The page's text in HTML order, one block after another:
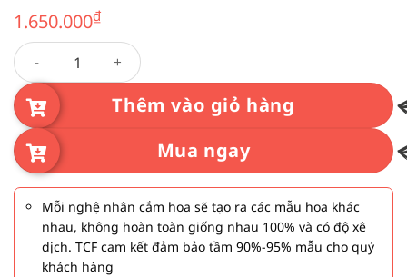
1.650.000₫
Chậu cây xanh 123 số lượng
Thêm vào giỏ hàng
Mua ngay
Mỗi nghệ nhân cắm hoa sẽ tạo ra các mẫu hoa khác
nhau, không hoàn toàn giống nhau 100% và có độ xê
dịch. TCF cam kết đảm bảo tầm 90%-95% mẫu cho quý
khách hàng